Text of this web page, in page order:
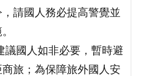
請國人務必提高警覺並
議國人如非必要，暫時避
旅；為保障旅外國人安